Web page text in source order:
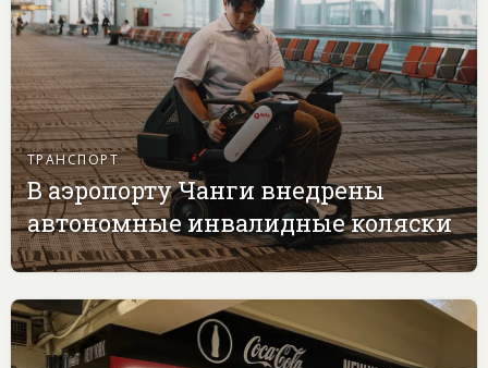
ТРАНСПОРТ
В аэропорту Чанги внедрены
автономные инвалидные коляски